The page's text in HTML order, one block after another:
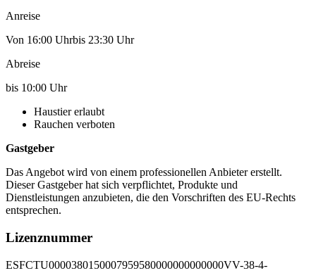
Anreise
Von 16:00 Uhrbis 23:30 Uhr
Abreise
bis 10:00 Uhr
Haustier erlaubt
Rauchen verboten
Gastgeber
Das Angebot wird von einem professionellen Anbieter erstellt.
Dieser Gastgeber hat sich verpflichtet, Produkte und
Dienstleistungen anzubieten, die den Vorschriften des EU-Rechts
entsprechen.
Lizenznummer
ESFCTU0000380150007959580000000000000VV-38-4-